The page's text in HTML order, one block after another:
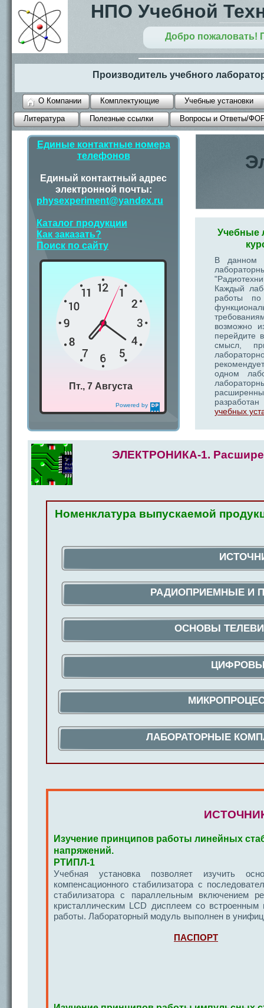
НПО Учебной
Добро пожаловать!
Производитель учебного
О Компании Комплектующие
Учебные установки
Литература
Полезные ссылки Вопросы и Ответы/
В данном
Каждый
работы
возможно
перейдите
смысл,
одном
учебных
Учебные
Э
ЭЛЕКТРОНИКА-1.
Номенклатура выпускаемой
РАДИОПРИЕМНЫЕ И
ОСНОВЫ
ЛАБОРАТОРНЫЕ
ИСТОЧНИ
Изучение принципов работы линейных
напряжений.
РТИПЛ-1
Учебная установка позволяет изучить
компенсационного стабилизатора с
стабилизатора с параллельным включением
кристаллическим LCD дисплеем со
работы. Лабораторный модуль выполнен в
ПАСПОРТ
Единые контактные номера
телефонов
Единый контактный адрес
электронной почты:
physexperiment@yandex.ru
Каталог продукции
Как заказать?
Поиск по сайту
Powered by
DaysPedia.com
Пт., 7 Августа